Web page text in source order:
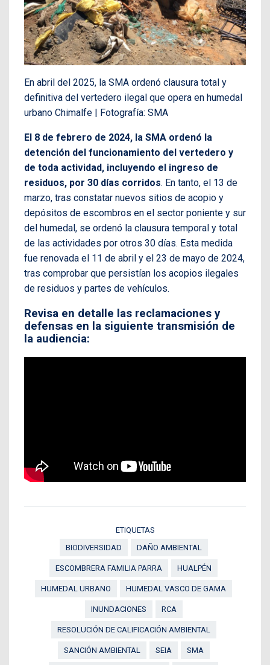
En abril del 2025, la SMA ordenó clausura total y
definitiva del vertedero ilegal que opera en humedal
urbano Chimalfe | Fotografía: SMA
El 8 de febrero de 2024, la SMA ordenó la
detención del funcionamiento del vertedero y
de toda actividad, incluyendo el ingreso de
residuos, por 30 días corridos. En tanto, el 13 de
marzo, tras constatar nuevos sitios de acopio y
depósitos de escombros en el sector poniente y sur
del humedal, se ordenó la clausura temporal y total
de las actividades por otros 30 días. Esta medida
fue renovada el 11 de abril y el 23 de mayo de 2024,
tras comprobar que persistían los acopios ilegales
de residuos y partes de vehículos.
Revisa en detalle las reclamaciones y
defensas en la siguiente transmisión de
la audiencia:
ETIQUETAS
BIODIVERSIDAD
DAÑO AMBIENTAL
ESCOMBRERA FAMILIA PARRA HUALPÉN
HUMEDAL URBANO HUMEDAL VASCO DE GAMA
INUNDACIONES RCA
RESOLUCIÓN DE CALIFICACIÓN AMBIENTAL
SANCIÓN AMBIENTAL SEIA SMA